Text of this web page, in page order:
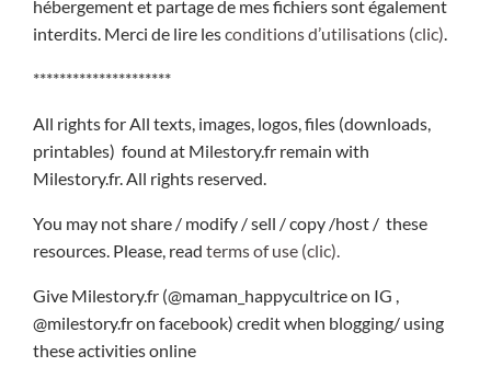
hébergement et partage de mes fichiers sont également
interdits. Merci de lire lesconditions d’utilisations (clic)
*********************
All rights for All texts, images, logos, files (downloads,
printables) found at Milestory.fr remain with
Milestory.fr. All rights reserved.
You may not share / modify / sell / copy /host / these
resources. Please, read terms of use (clic).
Give Milestory.fr (@maman_happycultrice on IG ,
@milestory.fr on facebook) credit when blogging/ using
these activities online